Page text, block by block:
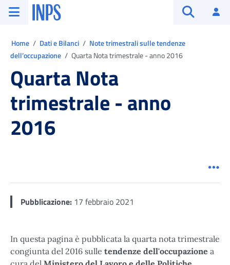
Vai al menu principale
Vai al contenuto principale
Vai al pie' di pagina
INPS ()
Home Dati e Bilanci
Note trimestrali sulle tendenze
dell’occupazione
Quarta Nota trimestrale - anno 2016
Quarta Nota
trimestrale - anno
2016
Pubblicazione: 17 febbraio 2021
In questa pagina è pubblicata la quarta nota trimestrale
congiunta del 2016 sulle tendenze dell'occupazione a